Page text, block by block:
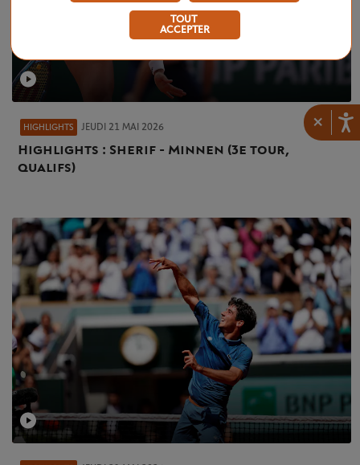
×
HIGHLIGHTS JEUDI 21 MAI 2026
Highlights : Sherif - Minnen (3e tour,
qualifs)
TOUT
ACCEPTER